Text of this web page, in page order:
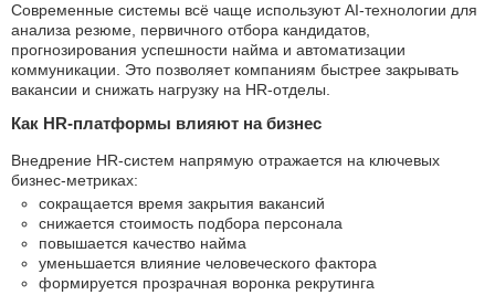
Современные системы всё чаще используют AI-технологии для
анализа резюме, первичного отбора кандидатов,
прогнозирования успешности найма и автоматизации
коммуникации. Это позволяет компаниям быстрее закрывать
вакансии и снижать нагрузку на HR-отделы.
Как HR-платформы влияют на бизнес
Внедрение HR-систем напрямую отражается на ключевых
бизнес-метриках:
сокращается время закрытия вакансий
снижается стоимость подбора персонала
повышается качество найма
уменьшается влияние человеческого фактора
формируется прозрачная воронка рекрутинга